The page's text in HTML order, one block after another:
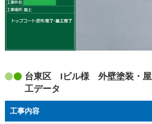
台東区 Iビル様 外壁塗装・
工データ
工事内容